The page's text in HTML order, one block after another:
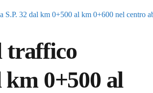
32 dal km 0+500 al km 0+600 nel centro
traffico
km 0+500 al